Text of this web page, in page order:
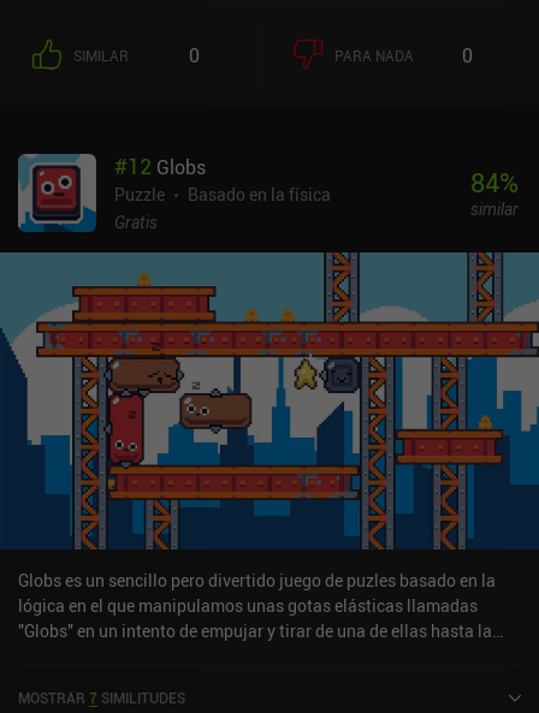
SIMILAR 0 PARA NADA 0
#12 Globs
Puzzle
Basado en la física
Gratis
84%
similar
Globs es un sencillo pero divertido juego de puzles basado en la
lógica en el que manipulamos unas gotas elásticas llamadas
"Globs" en un intento de empujar y tirar de una de ellas hasta la
Algunos pueden estirarse más hacia la izquierda que hacia la
MOSTRAR 7 SIMILITUDES